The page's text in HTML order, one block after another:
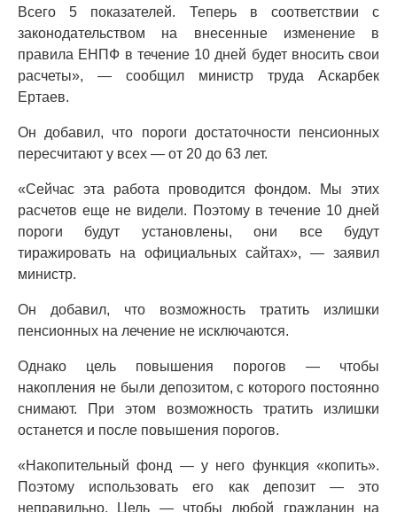
Всего 5 показателей. Теперь в соответствии с
законодательством на внесенные изменение в
правила ЕНПФ в течение 10 дней будет вносить свои
расчеты», — сообщил министр труда Аскарбек
Ертаев.
Он добавил, что пороги достаточности пенсионных
пересчитают у всех — от 20 до 63 лет.
«Сейчас эта работа проводится фондом. Мы этих
расчетов еще не видели. Поэтому в течение 10 дней
пороги будут установлены, они все будут
тиражировать на официальных сайтах», — заявил
министр.
Он добавил, что возможность тратить излишки
пенсионных на лечение не исключаются.
Однако цель повышения порогов — чтобы
накопления не были депозитом, с которого постоянно
снимают. При этом возможность тратить излишки
останется и после повышения порогов.
«Накопительный фонд — у него функция «копить».
Поэтому использовать его как депозит — это
неправильно. Цель — чтобы любой гражданин на